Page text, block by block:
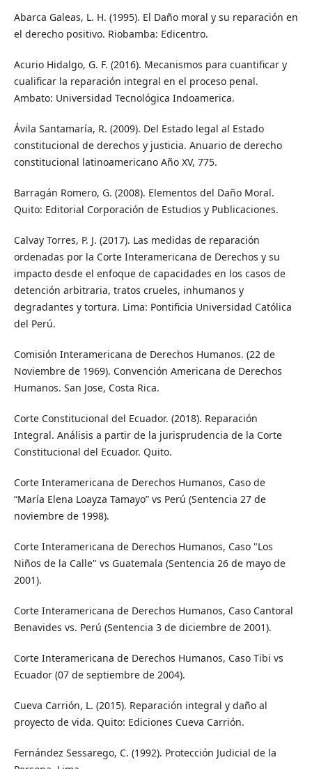
Abarca Galeas, L. H. (1995). El Daño moral y su reparación en
el derecho positivo. Riobamba: Edicentro.
Acurio Hidalgo, G. F. (2016). Mecanismos para cuantificar y
cualificar la reparación integral en el proceso penal.
Ambato: Universidad Tecnológica Indoamerica.
Ávila Santamaría, R. (2009). Del Estado legal al Estado
constitucional de derechos y justicia. Anuario de derecho
constitucional latinoamericano Año XV, 775.
Barragán Romero, G. (2008). Elementos del Daño Moral.
Quito: Editorial Corporación de Estudios y Publicaciones.
Calvay Torres, P. J. (2017). Las medidas de reparación
ordenadas por la Corte Interamericana de Derechos y su
impacto desde el enfoque de capacidades en los casos de
detención arbitraria, tratos crueles, inhumanos y
degradantes y tortura. Lima: Pontificia Universidad Católica
del Perú.
Comisión Interamericana de Derechos Humanos. (22 de
Noviembre de 1969). Convención Americana de Derechos
Humanos. San Jose, Costa Rica.
Corte Constitucional del Ecuador. (2018). Reparación
Integral. Análisis a partir de la jurisprudencia de la Corte
Constitucional del Ecuador. Quito.
Corte Interamericana de Derechos Humanos, Caso de
“María Elena Loayza Tamayo” vs Perú (Sentencia 27 de
noviembre de 1998).
Corte Interamericana de Derechos Humanos, Caso "Los
Niños de la Calle" vs Guatemala (Sentencia 26 de mayo de
2001).
Corte Interamericana de Derechos Humanos, Caso Cantoral
Benavides vs. Perú (Sentencia 3 de diciembre de 2001).
Corte Interamericana de Derechos Humanos, Caso Tibi vs
Ecuador (07 de septiembre de 2004).
Cueva Carrión, L. (2015). Reparación integral y daño al
proyecto de vida. Quito: Ediciones Cueva Carrión.
Fernández Sessarego, C. (1992). Protección Judicial de la